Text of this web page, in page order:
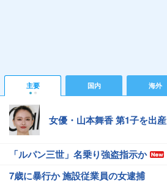
主要 国内 海外
女優・山本舞香 第1子を出産
「ルパン三世」名乗り強盗指示か
7歳に暴行か 施設従業員の女逮捕